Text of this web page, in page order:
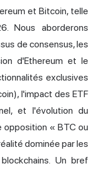
et Bitcoin, telle
Nous aborderons
de consensus, les
d'Ethereum et le
exclusives
l'impact des ETF
et l'évolution du
opposition « BTC ou
dominée par les
Un bref